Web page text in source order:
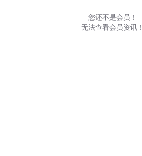
您还不是会员！
无法查看会员资讯！